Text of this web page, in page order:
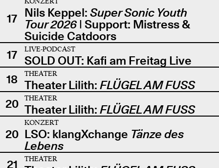
17 Nils Keppel: Super Sonic Youth
Tour 2026| Support: Mistress &
Suicide Catdoors
17
LIVE-PODCAST
SOLD OUT: Kafi am Freitag Live
18
THEATER
Theater Lilith: FLÜGEL AM FUSS
20
THEATER
Theater Lilith: FLÜGEL AM FUSS
20
KONZERT
LSO: klangXchange Tänze des
Lebens
21
THEATER